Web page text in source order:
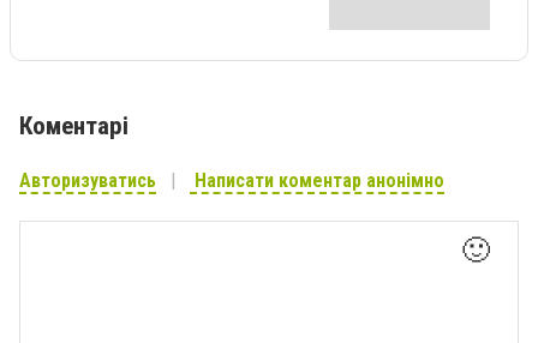
Коментарі
Авторизуватись Написати коментар анонімно
🙂